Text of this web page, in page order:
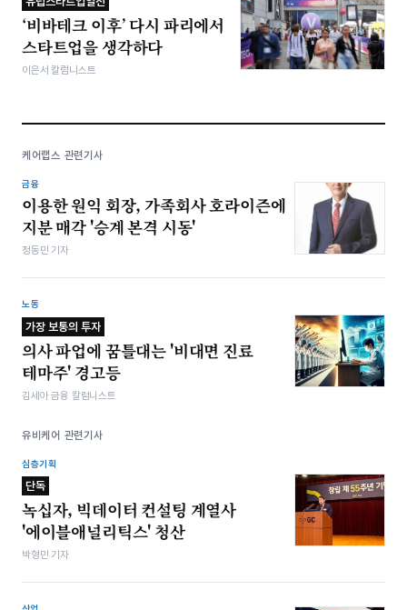
‘비바테크 이후’ 다시 파리에서
스타트업을 생각하다
이은서 칼럼니스트
케어랩스 관련기사
금융
이용한 원익 회장, 가족회사 호라이즌에
지분 매각 '승계 본격 시동'
정동민 기자
노동
가장 보통의 투자
의사 파업에 꿈틀대는 '비대면 진료
테마주' 경고등
김세아 금융 칼럼니스트
유비케어 관련기사
심층기획
단독
녹십자, 빅데이터 컨설팅 계열사
'에이블애널리틱스' 청산
박형민 기자